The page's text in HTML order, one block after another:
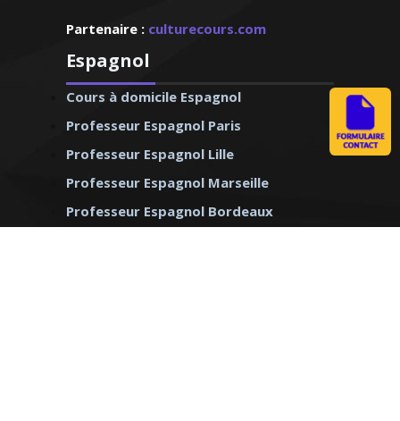
Partenaire : culturecours.com
Espagnol
Cours à domicile Espagnol
Professeur Espagnol Paris
Professeur Espagnol Lille
Professeur Espagnol Marseille
Professeur Espagnol Bordeaux